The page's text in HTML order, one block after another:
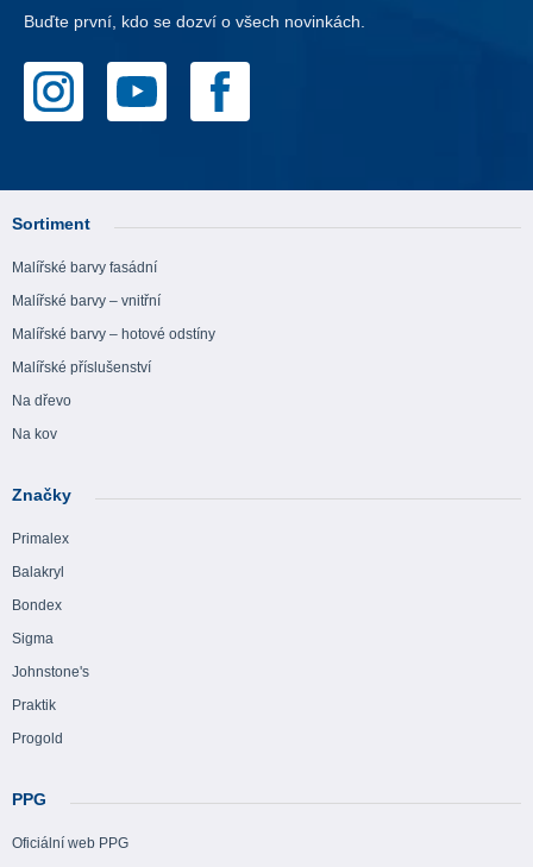
Buďte první, kdo se dozví o všech novinkách.
Sortiment
Malířské barvy fasádní
Malířské barvy – vnitřní
Malířské barvy – hotové odstíny
Malířské příslušenství
Na dřevo
Na kov
Značky
Primalex
Balakryl
Bondex
Sigma
Johnstone's
Praktik
Progold
PPG
Oficiální web PPG